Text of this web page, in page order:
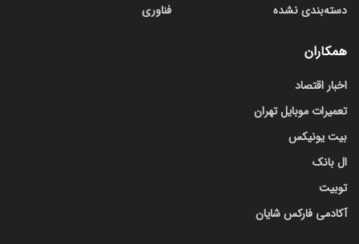
دسته‌بندی نشده
فناوری
همکاران
اخبار اقتصاد
تعمیرات موبایل تهران
بیت یونیکس
ال بانک
توبیت
آکادمی فارکس شایان